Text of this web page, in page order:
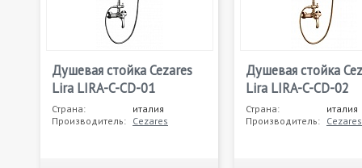
Душевая стойка Cezares
Lira LIRA-C-CD-01
Страна:
италия
Производитель: Cezares
Душевая стойка
Lira LIRA-C-CD-02
Страна:
италия
Производитель: Cezares